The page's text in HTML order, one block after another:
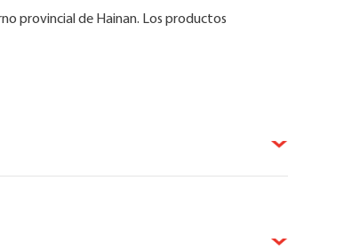
provincial de Hainan. Los productos